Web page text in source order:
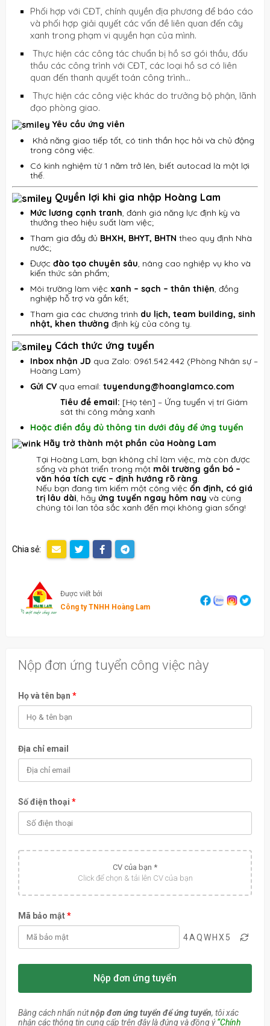
Phối hợp với CĐT, chính quyền địa phương để báo cáo
và phối hợp giải quyết các vấn đề liên quan đến cây
xanh trong phạm vi quyền hạn của mình.
Thực hiện các công tác chuẩn bị hồ sơ gói thầu, đấu
thầu các công trình với CĐT, các loại hồ sơ có liên
quan đến thanh quyết toán công trình...
Thực hiện các công việc khác do trưởng bộ phận, lãnh
đạo phòng giao.
Yêu cầu ứng viên
Khả năng giao tiếp tốt, có tinh thần học hỏi và chủ động
trong công việc.
Có kinh nghiệm từ 1 năm trở lên, biết autocad là một lợi
thế.
Quyền lợi khi gia nhập Hoàng Lam
Mức lương cạnh tranh, đánh giá năng lực định kỳ và
thưởng theo hiệu suất làm việc;
Tham gia đầy đủ BHXH, BHYT, BHTN theo quy định Nhà
nước;
Được đào tạo chuyên sâu, nâng cao nghiệp vụ kho và
kiến thức sản phẩm;
Môi trường làm việc xanh – sạch – thân thiện, đồng
nghiệp hỗ trợ và gắn kết;
Tham gia các chương trình du lịch, team building, sinh
nhật, khen thưởng định kỳ của công ty.
Cách thức ứng tuyển
Inbox nhận JD qua Zalo: 0961.542.442 (Phòng Nhân sự –
Hoàng Lam)
Gửi CV qua email: tuyendung@hoanglamco.com
Tiêu đề email: [Họ tên] – Ứng tuyển vị trí Giám
sát thi công mảng xanh
Hoặc điền đầy đủ thông tin dưới đây để ứng tuyển
Hãy trở thành một phần của Hoàng Lam
Tại Hoàng Lam, bạn không chỉ làm việc, mà còn được
sống và phát triển trong một môi trường gắn bó –
văn hóa tích cực – định hướng rõ ràng.
Nếu bạn đang tìm kiếm một công việc ổn định, có giá
trị lâu dài, hãy ứng tuyển ngay hôm nay và cùng
chúng tôi lan tỏa sắc xanh đến mọi không gian sống!
Chia sẻ:
Được viết bởi
Công ty TNHH Hoàng Lam
Nộp đơn ứng tuyển công việc này
Họ và tên bạn *
Địa chỉ email
Số điện thoại *
CV của bạn *
Click để chọn & tải lên CV của bạn
Mã bảo mật*
4AQWHX5
Nộp đơn ứng tuyển
Bằng cách nhấn nútnộp đơn ứng tuyển để ứng tuyển, tôi xác
nhận các thông tin cung cấp trên đây là đúng và đồng ý“Chính